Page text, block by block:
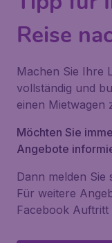
Reise
Machen Sie Ihre
vollständig und
einen Mietwagen
Möchten Sie
Angebote
Dann melden
Für weitere
Facebook Auftritt